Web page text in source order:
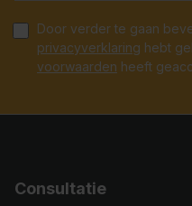
Door verder te gaan
privacyverklaring hebt
voorwaarden heeft
Consultatie